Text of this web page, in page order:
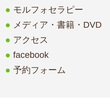
モルフォセラピー
メディア・書籍・DVD
アクセス
facebook
予約フォーム